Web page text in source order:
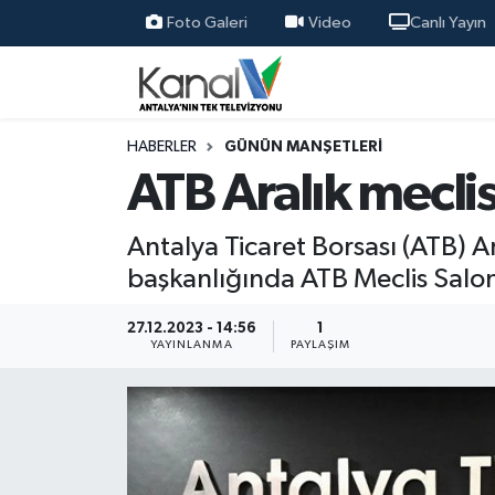
Foto Galeri Video Canlı Yayın
HABERLER GÜNÜN MANŞETLERI
ATB Aralık
Antalya Ticaret Borsası (ATB)
başkanlığında ATB Meclis
27.12.2023 - 14:56
YAYINLANMA
1
PAYLAŞIM
Ana Haber
Antalya Haber
Günün Manşetleri
Haber Kuşakları
Nöbetçi Eczaneler
Hava Durumu
Trafik Durumu
Süper Lig Puan Durumu ve Fikstür
Haber Arşivi